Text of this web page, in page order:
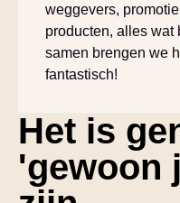
weggevers,
producten, alles wat
samen brengen we
fantastisch!
Het is
'gewoon